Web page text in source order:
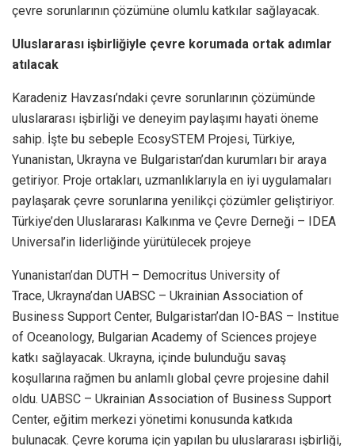
çevre sorunlarının çözümüne olumlu katkılar sağlayacak.
Uluslararası işbirliğiyle çevre korumada ortak adımlar
atılacak
Karadeniz Havzası’ndaki çevre sorunlarının çözümünde
uluslararası işbirliği ve deneyim paylaşımı hayati öneme
sahip. İşte bu sebeple EcosySTEM Projesi, Türkiye,
Yunanistan, Ukrayna ve Bulgaristan’dan kurumları bir araya
getiriyor. Proje ortakları, uzmanlıklarıyla en iyi uygulamaları
paylaşarak çevre sorunlarına yenilikçi çözümler geliştiriyor.
Türkiye’den Uluslararası Kalkınma ve Çevre Derneği – IDEA
Universal’in liderliğinde yürütülecek projeye
Yunanistan’dan DUTH – Democritus University of
Trace, Ukrayna’dan UABSC – Ukrainian Association of
Business Support Center, Bulgaristan’dan IO-BAS – Institue
of Oceanology, Bulgarian Academy of Sciences projeye
katkı sağlayacak. Ukrayna, içinde bulunduğu savaş
koşullarına rağmen bu anlamlı global çevre projesine dahil
oldu. UABSC – Ukrainian Association of Business Support
Center, eğitim merkezi yönetimi konusunda katkıda
bulunacak. Çevre koruma için yapılan bu uluslararası işbirliği,